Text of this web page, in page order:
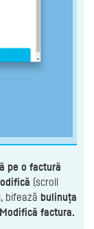
pe o factură
(scroll
bifează bulinuța
Modifică factura.